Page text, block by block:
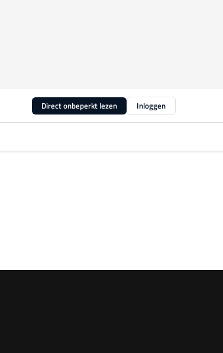
Direct onbeperkt lezen Inloggen